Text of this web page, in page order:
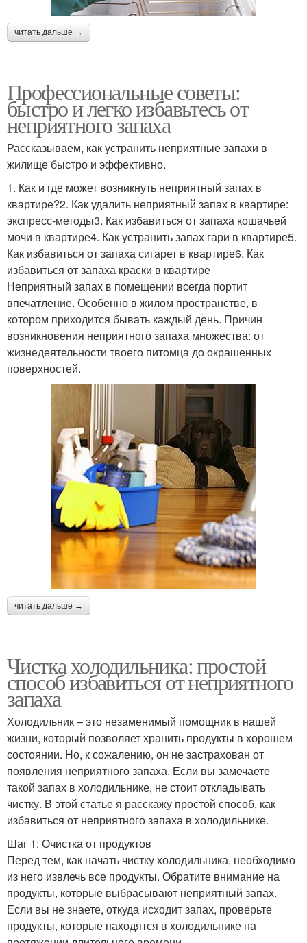
читать дальше →
Профессиональные советы:
быстро и легко избавьтесь от
неприятного запаха
Рассказываем, как устранить неприятные запахи в
жилище быстро и эффективно.
1. Как и где может возникнуть неприятный запах в
квартире?2. Как удалить неприятный запах в квартире:
экспресс-методы3. Как избавиться от запаха кошачьей
мочи в квартире4. Как устранить запах гари в квартире5.
Как избавиться от запаха сигарет в квартире6. Как
избавиться от запаха краски в квартире
Неприятный запах в помещении всегда портит
впечатление. Особенно в жилом пространстве, в
котором приходится бывать каждый день. Причин
возникновения неприятного запаха множества: от
жизнедеятельности твоего питомца до окрашенных
поверхностей.
читать дальше →
Чистка холодильника: простой
способ избавиться от неприятного
запаха
Холодильник – это незаменимый помощник в нашей
жизни, который позволяет хранить продукты в хорошем
состоянии. Но, к сожалению, он не застрахован от
появления неприятного запаха. Если вы замечаете
такой запах в холодильнике, не стоит откладывать
чистку. В этой статье я расскажу простой способ, как
избавиться от неприятного запаха в холодильнике.
Шаг 1: Очистка от продуктов
Перед тем, как начать чистку холодильника, необходимо
из него извлечь все продукты. Обратите внимание на
продукты, которые выбрасывают неприятный запах.
Если вы не знаете, откуда исходит запах, проверьте
продукты, которые находятся в холодильнике на